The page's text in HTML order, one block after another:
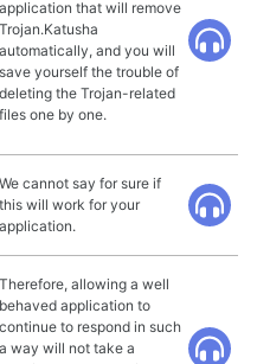
application that will remove
Trojan.Katusha
automatically, and you will
save yourself the trouble of
deleting the Trojan-related
files one by one.
We cannot say for sure if
this will work for your
application.
Therefore, allowing a well
behaved application to
continue to respond in such
a way will not take a